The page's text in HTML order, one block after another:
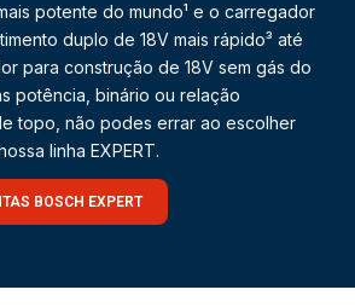
potente do mundo¹ e o carregador
duplo de 18V mais rápido³ até
para construção de 18V sem gás do
potência, binário ou relação
topo, não podes errar ao escolher
linha EXPERT.
BOSCH EXPERT